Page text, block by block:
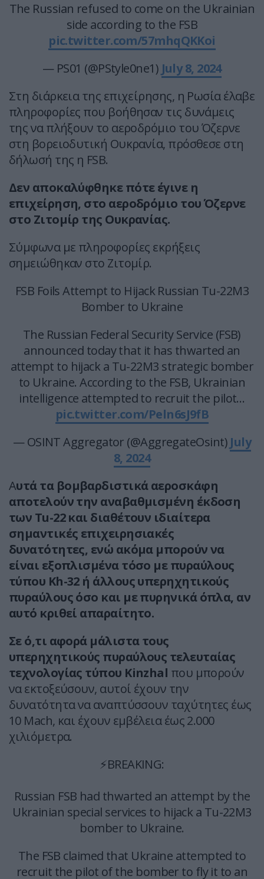
The Russian refused to come on the Ukrainian
side according to the FSB
pic.twitter.com/57mhqQKKoi
— PS01 (@PStyle0ne1) July 8, 2024
Στη διάρκεια της επιχείρησης, η Ρωσία έλαβε
πληροφορίες που βοήθησαν τις δυνάμεις
της να πλήξουν το αεροδρόμιο του Όζερνε
στη βορειοδυτική Ουκρανία, πρόσθεσε στη
δήλωσή της η FSB.
Δεν αποκαλύφθηκε πότε έγινε η
επιχείρηση, στο αεροδρόμιο του Όζερνε
στο Ζιτομίρ της Ουκρανίας.
Σύμφωνα με πληροφορίες εκρήξεις
σημειώθηκαν στο Ζιτομίρ.
FSB Foils Attempt to Hijack Russian Tu-22M3
Bomber to Ukraine
The Russian Federal Security Service (FSB)
announced today that it has thwarted an
attempt to hijack a Tu-22M3 strategic bomber
to Ukraine. According to the FSB, Ukrainian
intelligence attempted to recruit the pilot…
pic.twitter.com/Peln6sJ9fB
— OSINT Aggregator (@AggregateOsint) July
8, 2024
Αυτά τα βομβαρδιστικά αεροσκάφη
αποτελούν την αναβαθμισμένη έκδοση
των Tu-22 και διαθέτουν ιδιαίτερα
σημαντικές επιχειρησιακές
δυνατότητες, ενώ ακόμα μπορούν να
είναι εξοπλισμένα τόσο με πυραύλους
τύπου Kh-32 ή άλλους υπερηχητικούς
πυραύλους όσο και με πυρηνικά όπλα, αν
αυτό κριθεί απαραίτητο.
Σε ό,τι αφορά μάλιστα τους
υπερηχητικούς πυραύλους τελευταίας
τεχνολογίας τύπου Kinzhal που μπορούν
να εκτοξεύσουν, αυτοί έχουν την
δυνατότητα να αναπτύσσουν ταχύτητες έως
10 Mach, και έχουν εμβέλεια έως 2.000
χιλιόμετρα.
⚡️BREAKING:
Russian FSB had thwarted an attempt by the
Ukrainian special services to hijack a Tu-22M3
bomber to Ukraine.
The FSB claimed that Ukraine attempted to
recruit the pilot of the bomber to fly it to an